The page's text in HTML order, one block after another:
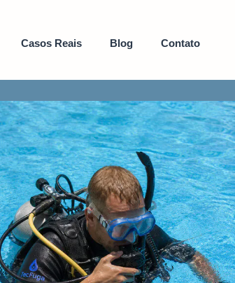
Casos Reais Blog Contato